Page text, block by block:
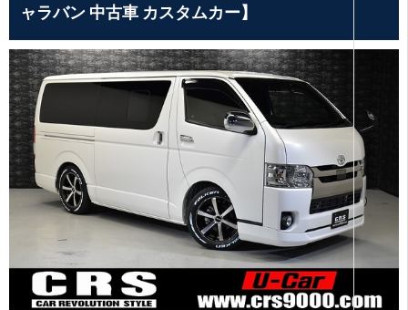
ャラバン 中古車 カスタムカー】